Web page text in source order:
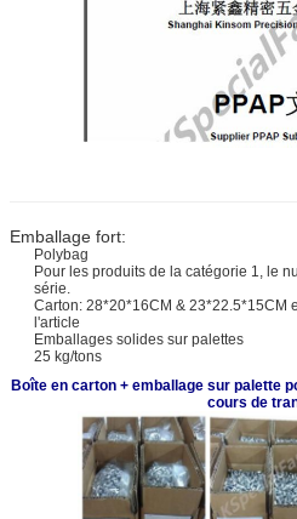
Emballage fort:
Polybag
Pour les produits de la catégorie 1, le
série.
Carton: 28*20*16CM & 23*22.5*15CM
l'article
Emballages solides sur palettes
25 kg/tons
Boîte en carton + emballage sur palette
cours de